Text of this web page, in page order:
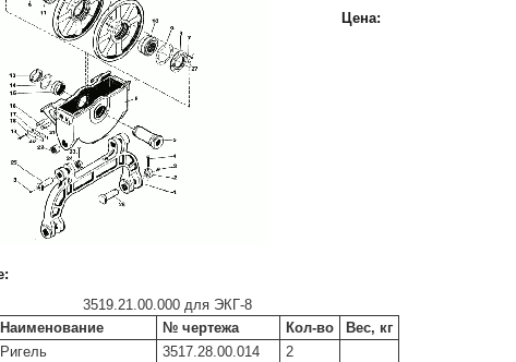
Цена:
3519.21.00.000 для ЭКГ-8
Наименование № чертежа Кол-во
Вес, кг
Ригель 3517.28.00.014
2